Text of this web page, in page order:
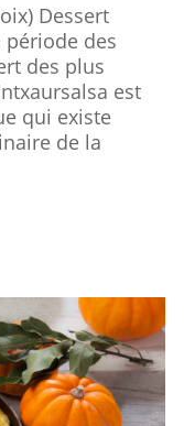
Dessert
période des
des plus
est
qui existe
de la